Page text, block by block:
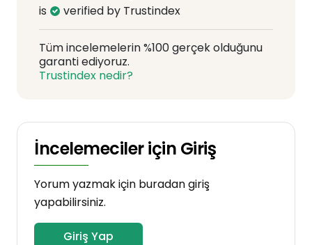
is verified by Trustindex
Tüm incelemelerin %100 gerçek olduğunu
garanti ediyoruz.
Trustindex nedir?
İncelemeciler için Giriş
Yorum yazmak için buradan giriş
yapabilirsiniz.
Giriş Yap